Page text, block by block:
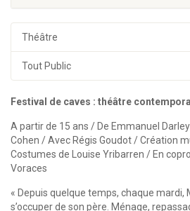
Théâtre
Tout Public
Festival de caves : théâtre
A partir de 15 ans / De Emmanuel
Cohen / Avec Régis Goudot / Création
Costumes de Louise Yribarren / En
Voraces
« Depuis quelque temps, chaque mardi,
s’occuper de son père. Ménage,